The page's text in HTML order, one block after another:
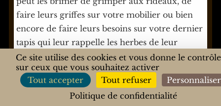
faire leurs griffes sur votre mobilier ou bien
encore de faire leurs besoins sur votre dernier
tapis qui leur rappelle les herbes de leur
campagne. Non ce n’est pas de leur faute, ils
ont été habitué ainsi dans la nature ce qui les
conduits à adopter un comportement qui met
à mal nos intérieurs. Dans certains cas, le chat
Ce site utilise des cookies et vous donne le contrôle
sur ceux que vous souhaitez activer
Tout accepter
Tout refuser
Personnaliser
Politique de confidentialité